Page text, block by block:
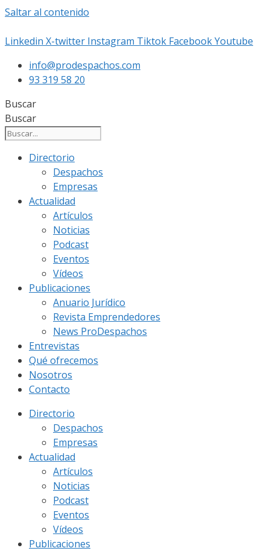
Saltar al contenido
Linkedin X-twitter Instagram Tiktok FacebookYoutube
info@prodespachos.com
93 319 58 20
Buscar
Buscar
Directorio
Despachos
Empresas
Actualidad
Artículos
Noticias
Podcast
Eventos
Vídeos
Publicaciones
Anuario Jurídico
Revista Emprendedores
News ProDespachos
Entrevistas
Qué ofrecemos
Nosotros
Contacto
Directorio
Despachos
Empresas
Actualidad
Artículos
Noticias
Podcast
Eventos
Vídeos
Publicaciones